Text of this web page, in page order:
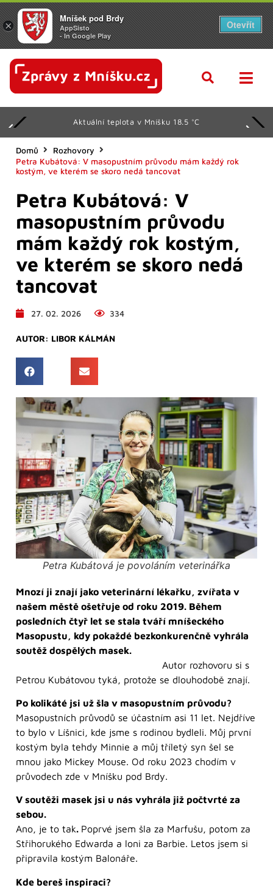
Aktuální teplota v Mníšku 18.5 °C
Domů
Rozhovory
Petra Kubátová: V masopustním průvodu mám každý rok
kostým, ve kterém se skoro nedá tancovat
Petra Kubátová: V
masopustním průvodu
mám každý rok kostým,
ve kterém se skoro nedá
tancovat
27. 02. 2026 334
AUTOR: LIBOR KÁLMÁN
Petra Kubátová je povoláním veterinářka
Mnozí ji znají jako veterinární lékařku, zvířata v
našem městě ošetřuje od roku 2019. Během
posledních čtyř let se stala tváří mníšeckého
Masopustu, kdy pokaždé bezkonkurenčně vyhrála
soutěž dospělých masek.
Autor rozhovoru si s
Petrou Kubátovou tyká, protože se dlouhodobě znají.
Po kolikáté jsi už šla v masopustním průvodu?
Masopustních průvodů se účastním asi 11 let. Nejdříve
to bylo v Líšnici, kde jsme s rodinou bydleli. Můj první
kostým byla tehdy Minnie a můj tříletý syn šel se
mnou jako Mickey Mouse. Od roku 2023 chodím v
průvodech zde v Mníšku pod Brdy.
V soutěži masek jsi u nás vyhrála již počtvrté za
sebou.
Ano, je to tak. Poprvé jsem šla za Marfušu, potom za
Střihorukého Edwarda a loni za Barbie. Letos jsem si
připravila kostým Balonáře.
Kde bereš inspiraci?
×
Mníšek pod Brdy
AppSisto
- In Google Play
Otevřít